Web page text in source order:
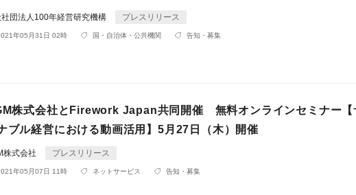
団法人100年経営研究機構 プレスリリース
年05月31日 02時 国・自治体・公共機関 告知・募集
株式会社とFirework Japan共同開催 無料オンラインセミナー【
ブル経営における動画活用】5月27日（木）開催
株式会社 プレスリリース
年05月07日 11時 ネットサービス 告知・募集